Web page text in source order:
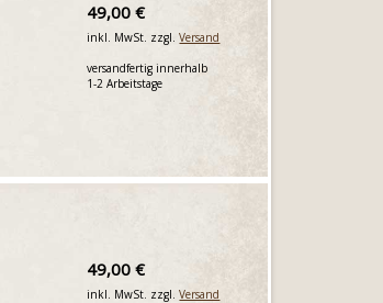
49,00 €
inkl. MwSt. zzgl.Versand
versandfertig innerhalb
1-2 Arbeitstage
49,00 €
inkl. MwSt. zzgl.Versand